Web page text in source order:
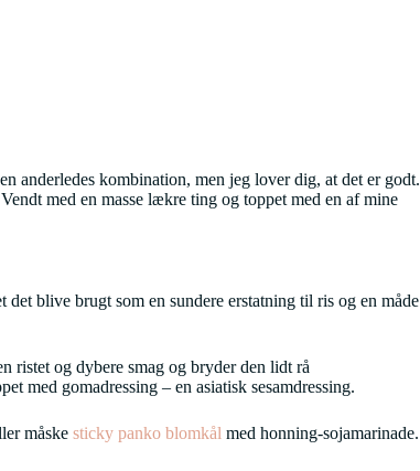
anderledes kombination, men jeg lover dig, at det er godt.
med en masse lækre ting og toppet med en af mine
blive brugt som en sundere erstatning til ris og en måde
ristet og dybere smag og bryder den lidt rå
med gomadressing – en asiatisk sesamdressing.
måske sticky panko blomkål med honning-sojamarinade.